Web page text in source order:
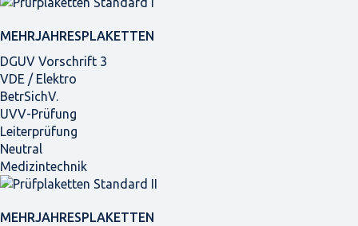
MEHRJAHRES­PLAKETTEN
DGUV Vorschrift 3
VDE / Elektro
BetrSichV.
UVV-Prüfung
Leiterprüfung
Neutral
Medizintechnik
MEHRJAHRES­PLAKETTEN